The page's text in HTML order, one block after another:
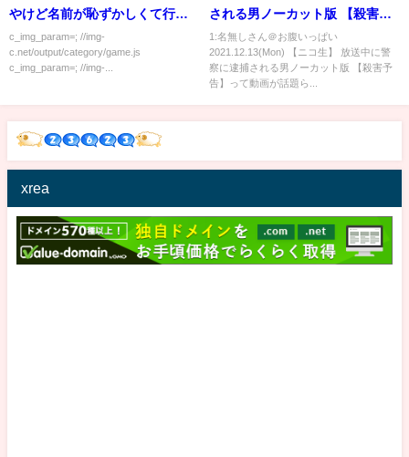
やけど名前が恥ずかしくて行け
ない…
c_img_param=; //img-
c.net/output/category/game.js
c_img_param=; //img-...
される男ノーカット版 【殺害予
告】
1:名無しさん＠お腹いっぱい
2021.12.13(Mon) 【ニコ生】 放送中に警
察に逮捕される男ノーカット版 【殺害予
告】って動画が話題ら...
xrea